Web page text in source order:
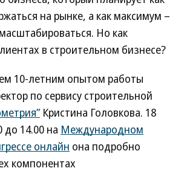
на рынке, а как максимум –
Но как
в строительном бизнесе?
10-летним опытом работы
по сервису строительной
Кристина Головкова. 18
до 14.00 на Международном
онлайн она подробно
компонентах